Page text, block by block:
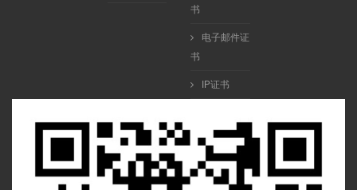
书
电子邮件证
书
IP证书